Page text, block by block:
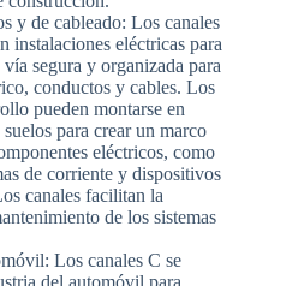
y de cableado: Los canales
instalaciones eléctricas para
segura y organizada para
conductos y cables. Los
pueden montarse en
para crear un marco
eléctricos, como
de corriente y dispositivos
canales facilitan la
de los sistemas
Los canales C se